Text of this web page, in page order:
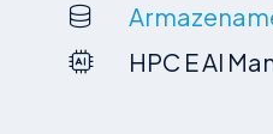
HPC E AI